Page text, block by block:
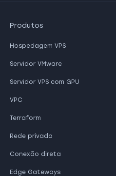
Produtos
Hospedagem VPS
Servidor VMware
Servidor VPS com GPU
VPC
Terraform
Rede privada
Conexão direta
Edge Gateways